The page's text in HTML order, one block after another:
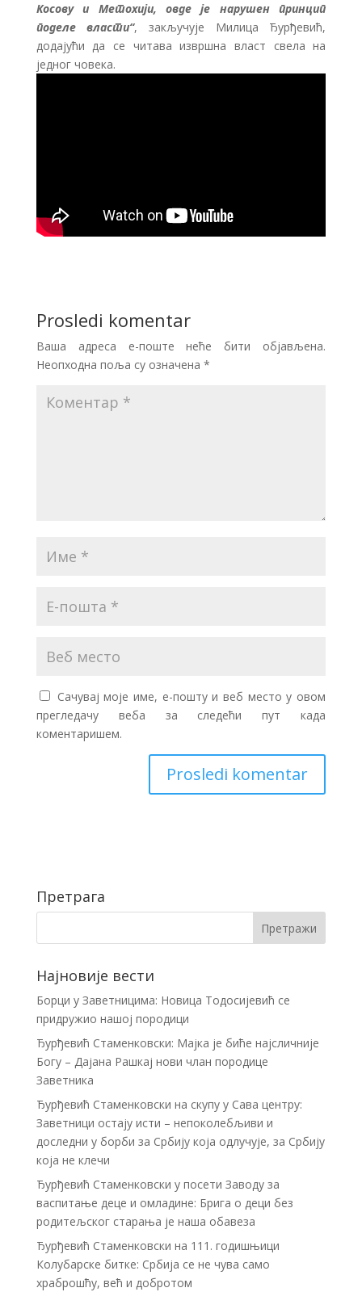
Косову и Метохији, овде је нарушен принцип
поделе власти“, закључује Милица Ђурђевић,
додајући да се читава извршна власт свела на
једног човека.
Prosledi komentar
Ваша адреса е-поште неће бити објављена.
Неопходна поља су означена *
Сачувај моје име, е-пошту и веб место у овом
прегледачу веба за следећи пут када
коментаришем.
Претрага
Најновије вести
Борци у Заветницима: Новица Тодосијевић се
придружио нашој породици
Ђурђевић Стаменковски: Мајка је биће најсличније
Богу – Дајана Рашкај нови члан породице
Заветника
Ђурђевић Стаменковски на скупу у Сава центру:
Заветници остају исти – непоколебљиви и
доследни у борби за Србију која одлучује, за Србију
која не клечи
Ђурђевић Стаменковски у посети Заводу за
васпитање деце и омладине: Брига о деци без
родитељског старања је наша обавеза
Ђурђевић Стаменковски на 111. годишњици
Колубарске битке: Србија се не чува само
храброшћу, већ и добротом